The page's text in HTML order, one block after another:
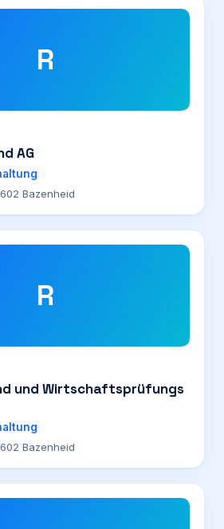
R
AG
Bazenheid
R
und Wirtschaftsprüfungs
Bazenheid